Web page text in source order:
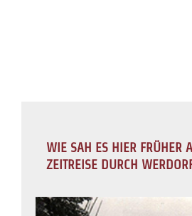
WIE SAH ES HIER FRÜHER
ZEITREISE DURCH